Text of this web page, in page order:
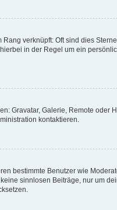
verknüpft: Oft sind dies
in der Regel um ein
Gravatar, Galerie, Remote oder
kontaktieren.
bestimmte Benutzer wie
sinnlosen Beiträge, nur um